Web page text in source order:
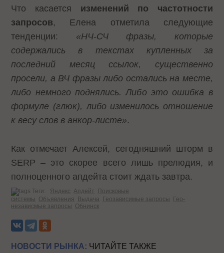
Что касается изменений по частотности
запросов, Елена отметила следующие
тенденции: «НЧ-СЧ фразы, которые
содержались в текстах купленных за
последний месяц ссылок, существенно
просели, а ВЧ фразы либо остались на месте,
либо немного поднялись. Либо это ошибка в
формуле (глюк), либо изменилось отношение
к весу слов в анкор-листе».
Как отмечает Алексей, сегодняшний шторм в
SERP – это скорее всего лишь прелюдия, и
полноценного апдейта стоит ждать завтра.
Теги: Яндекс Апдейт
Поисковые
системы Объявления Выдача Геозависимые запросы
Гео-
независмые запросы Обнинск
НОВОСТИ РЫНКА: ЧИТАЙТЕ ТАКЖЕ